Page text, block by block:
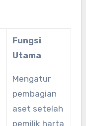
Fungsi
Utama
Mengatur
pembagian
aset setelah
pemilik harta